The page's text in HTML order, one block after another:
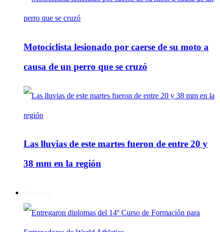
Motociclista lesionado por caerse de su moto a
causa de un perro que se cruzó
Las lluvias de este martes fueron de entre 20 y
38 mm en la región